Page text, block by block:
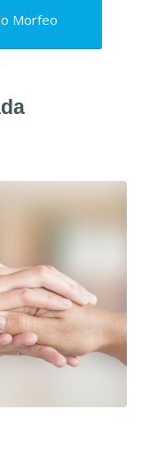
Morfeo